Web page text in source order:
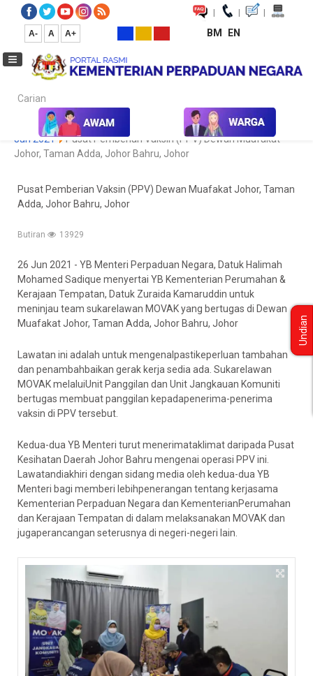
| | |
A- A A+ BM EN
Carian...
Laman Utama Media Koleksi Media Foto
Galeri Foto
Jun 2021 Pusat Pemberian Vaksin (PPV) Dewan Muafakat
Johor, Taman Adda, Johor Bahru, Johor
Pusat Pemberian Vaksin (PPV) Dewan Muafakat Johor, Taman
Adda, Johor Bahru, Johor
Butiran 13929
26 Jun 2021 - YB Menteri Perpaduan Negara, Datuk Halimah
Mohamed Sadique menyertai YB Kementerian Perumahan &
Kerajaan Tempatan, Datuk Zuraida Kamaruddin untuk
meninjau team sukarelawan MOVAK yang bertugas di Dewan
Muafakat Johor, Taman Adda, Johor Bahru, Johor
Lawatan ini adalah untuk mengenalpastikeperluan tambahan
dan penambahbaikan gerak kerja sedia ada. Sukarelawan
MOVAK melaluiUnit Panggilan dan Unit Jangkauan Komuniti
bertugas membuat panggilan kepadapenerima-penerima
vaksin di PPV tersebut.
Kedua-dua YB Menteri turut menerimataklimat daripada Pusat
Kesihatan Daerah Johor Bahru mengenai operasi PPV ini.
Lawatandiakhiri dengan sidang media oleh kedua-dua YB
Menteri bagi memberi lebihpenerangan tentang kerjasama
Kementerian Perpaduan Negara dan KementerianPerumahan
dan Kerajaan Tempatan di dalam melaksanakan MOVAK dan
jugaperancangan seterusnya di negeri-negeri lain.
Undian